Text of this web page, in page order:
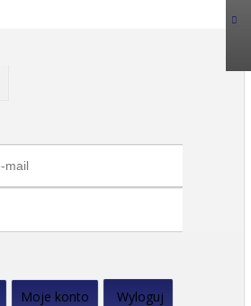
Moje konto Wyloguj